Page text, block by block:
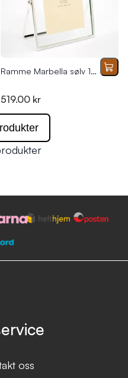
Ramme Marbella sølv 15x20(10x15)
519.00 kr
oss